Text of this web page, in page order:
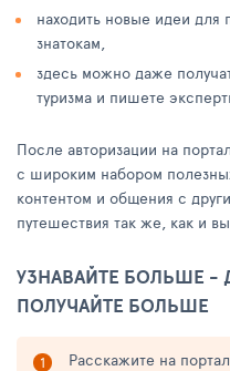
находить новые идеи для
знатокам,
здесь можно даже
туризма и пишете
После авторизации на
с широким набором
контентом и общения с
путешествия так же, как и
УЗНАВАЙТЕ БОЛЬШЕ -
ПОЛУЧАЙТЕ БОЛЬШЕ
Расскажите на